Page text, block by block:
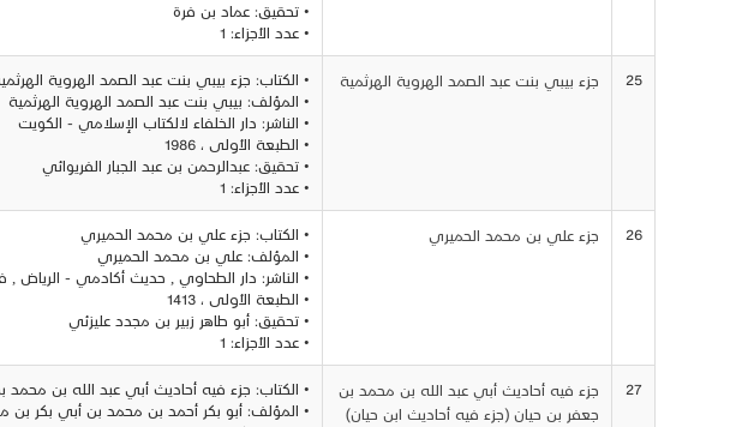
• تحقيق: عماد بن فرة
• عدد الأجزاء: 1
25 جزء بيبي بنت عبد الصمد الهروية الهرثمية
• الكتاب: جزء بيبي بنت عبد الصمد الهروية
• المؤلف: بيبي بنت عبد الصمد الهروية الهرثمية
• الناشر: دار الخلفاء لالكتاب الإسلامي - الكويت
• الطبعة الأولى ، 1986
• تحقيق: عبدالرحمن بن عبد الجبار الفريوائي
• عدد الأجزاء: 1
26 جزء علي بن محمد الحميري
• الكتاب: جزء علي بن محمد الحميري
• المؤلف: علي بن محمد الحميري
• الناشر: دار الطحاوي , حديث أكادمي - الرياض ,
• الطبعة الأولى ، 1413
• تحقيق: أبو طاهر زبير بن مجدد عليزئي
• عدد الأجزاء: 1
27
جزء فيه أحاديث أبي عبد الله بن محمد بن
جعفر بن حيان (جزء فيه أحاديث ابن حيان)
• الكتاب: جزء فيه أحاديث أبي عبد الله بن
• المؤلف: أبو بكر أحمد بن محمد بن أبي بكر بن